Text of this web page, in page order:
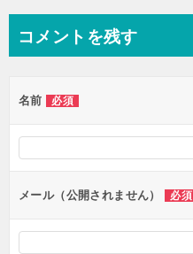
ビ
ー
シ
ン
コメントを残す
名前 必須
メール（公開されません） 必須